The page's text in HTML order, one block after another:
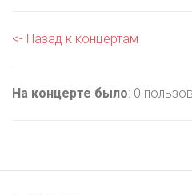
<- Назад к концертам
На концерте было: 0